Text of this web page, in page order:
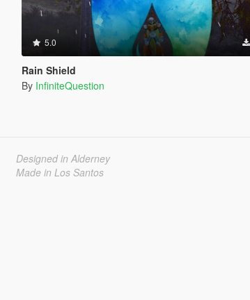
5.0
Rain Shield
By InfiniteQuestion
Designed in Alderney
Made in Los Santos